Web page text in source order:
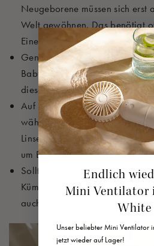
Neugeborene müssen sich erst
Welt gewöhnen. Das benötigt
Eine gute Schlafroutine ist
Genügend trinken und füttern.
Babys muss sich erst
dieser Phase Aufstoßen.
Auf blähende Lebensmittel
während der Stillzeit sollte
Linsen, Paprika und Co. so gut
um Baby’s Verdauung nicht
Sollten Blähungen doch
Kümmeltee geben. Nicht nur
auch bei Babys können sie
Endlich
Mini Ventilator
White
Unser beliebter Mini Ventilator
jetzt wieder auf Lager!